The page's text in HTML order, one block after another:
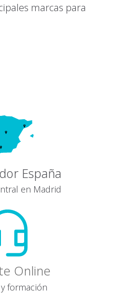
marcas para
España
en Madrid
Online
formación